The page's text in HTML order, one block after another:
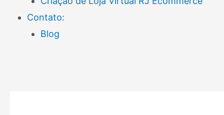
Contato:
Blog